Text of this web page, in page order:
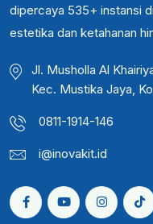
dipercaya 535+ instansi
estetika dan ketahanan
Jl. Musholla Al
Kec. Mustika Jaya,
0811-1914-146
i@inovakit.id